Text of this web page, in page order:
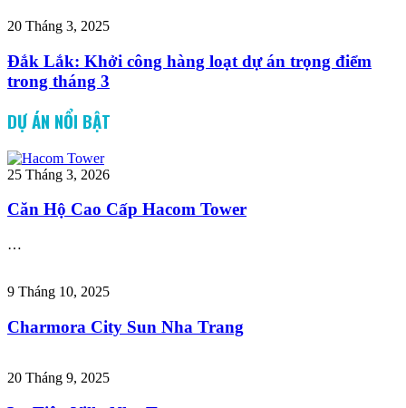
20 Tháng 3, 2025
Đắk Lắk: Khởi công hàng loạt dự án trọng điểm
trong tháng 3
DỰ ÁN NỔI BẬT
25 Tháng 3, 2026
Căn Hộ Cao Cấp Hacom Tower
…
9 Tháng 10, 2025
Charmora City Sun Nha Trang
20 Tháng 9, 2025